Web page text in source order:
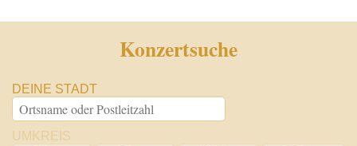
Konzertsuche
DEINE STADT
UMKREIS